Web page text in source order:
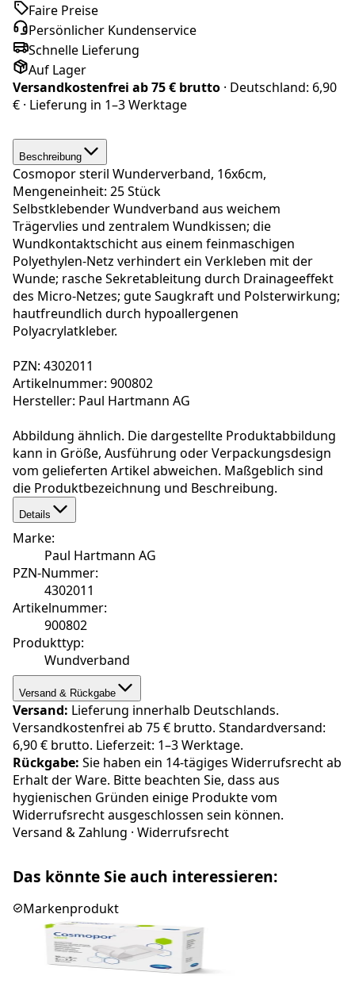
Faire Preise
Persönlicher Kundenservice
Schnelle Lieferung
Auf Lager
Versandkostenfrei ab75 € brutto · Deutschland: 6,90
€ · Lieferung in 1–3 Werktage
Beschreibung
Cosmopor steril Wunderverband, 16x6cm,
Mengeneinheit: 25 Stück
Selbstklebender Wundverband aus weichem
Trägervlies und zentralem Wundkissen; die
Wundkontaktschicht aus einem feinmaschigen
Polyethylen-Netz verhindert ein Verkleben mit der
Wunde; rasche Sekretableitung durch Drainageeffekt
des Micro-Netzes; gute Saugkraft und Polsterwirkung;
hautfreundlich durch hypoallergenen
Polyacrylatkleber.
PZN: 4302011
Artikelnummer: 900802
Hersteller: Paul Hartmann AG
Abbildung ähnlich. Die dargestellte Produktabbildung
kann in Größe, Ausführung oder Verpackungsdesign
vom gelieferten Artikel abweichen. Maßgeblich sind
die Produktbezeichnung und Beschreibung.
Details
Marke:
Paul Hartmann AG
PZN-Nummer:
4302011
Artikelnummer:
900802
Produkttyp:
Wundverband
Versand & Rückgabe
Versand: Lieferung innerhalb Deutschlands.
Versandkostenfrei ab 75 € brutto. Standardversand:
6,90 € brutto. Lieferzeit: 1–3 Werktage.
Rückgabe: Sie haben ein 14-tägiges Widerrufsrecht ab
Erhalt der Ware. Bitte beachten Sie, dass aus
hygienischen Gründen einige Produkte vom
Widerrufsrecht ausgeschlossen sein können.
Versand & Zahlung · Widerrufsrecht
Das könnte Sie auch interessieren:
Markenprodukt